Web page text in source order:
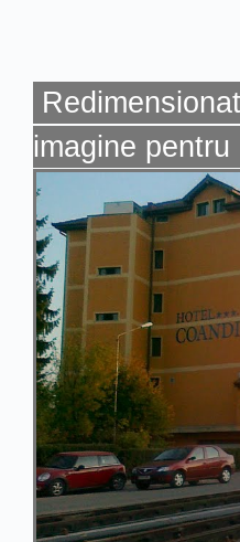
imagine pentru